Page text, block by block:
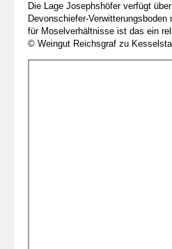
Die Lage Josephshöfer verfügt
Devonschiefer-
für Moselverhältnisse ist das ein
© Weingut Reichsgraf zu